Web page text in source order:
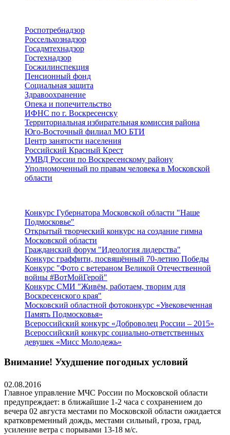
Роспотребнадзор
Россельхознадзор
Госадмтехнадзор
Гостехнадзор
Госжилинспекция
Пенсионный фонд
Социальная защита
Здравоохранение
Опека и попечительство
ИФНС по г. Воскресенску
Территориальная избирательная комиссия района
Юго-Восточный филиал МО БТИ
Центр занятости населения
Российский Красный Крест
УМВД России по Воскресенскому району
Уполномоченный по правам человека в Московской
области
Конкурс Губернатора Московской области "Наше
Подмосковье"
Открытый творческий конкурс на создание гимна
Московской области
Гражданский форум "Идеология лидерства"
Конкурс граффити, посвящённый 70-летию Победы
Конкурс "Фото с ветераном Великой Отечественной
войны #ВотМойГерой"
Конкурс СМИ "Живём, работаем, творим для
Воскресенского края"
Московский областной фотоконкурс «Увековеченная
Память Подмосковья»
Всероссийский конкурс «Доброволец России – 2015»
Всероссийский конкурс социально-ответственных
девушек «Мисс Молодежь»
Внимание! Ухудшение погодных условий
02.08.2016
Главное управление МЧС России по Московской области
предупреждает: в ближайшие 1-2 часа с сохранением до
вечера 02 августа местами по Московской области ожидается
кратковременный дождь, местами сильный, гроза, град,
усиление ветра с порывами 13-18 м/с.